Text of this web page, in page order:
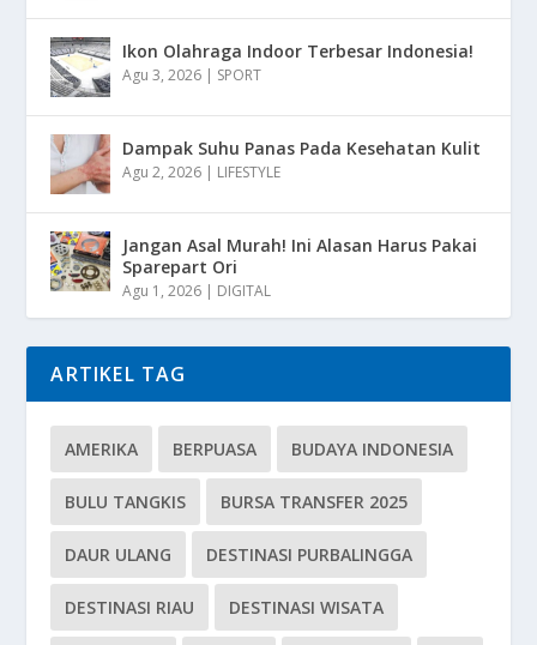
Ikon Olahraga Indoor Terbesar Indonesia!
Agu 3, 2026 SPORT
Dampak Suhu Panas Pada Kesehatan Kulit
Agu 2, 2026 LIFESTYLE
Jangan Asal Murah! Ini Alasan Harus Pakai
Sparepart Ori
Agu 1, 2026 DIGITAL
ARTIKEL TAG
AMERIKA BERPUASA BUDAYA INDONESIA
BULU TANGKIS BURSA TRANSFER 2025
DAUR ULANG DESTINASI PURBALINGGA
DESTINASI RIAU DESTINASI WISATA